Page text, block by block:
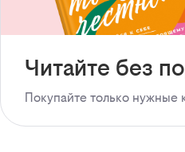
Читайте без
Покупайте только нужные